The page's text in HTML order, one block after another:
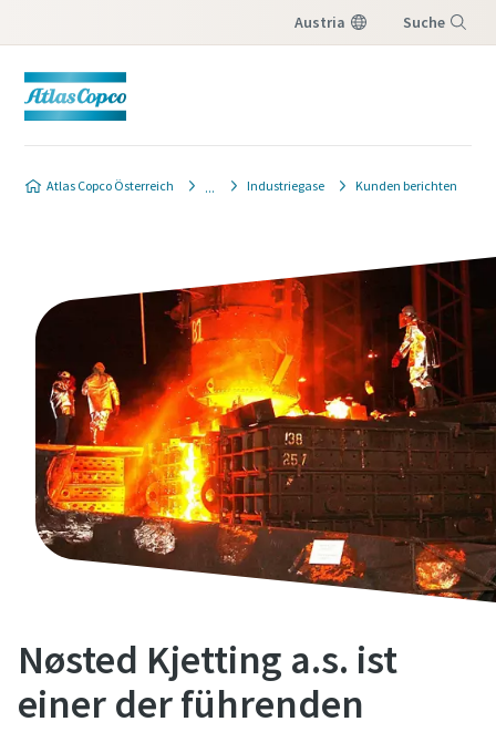
Austria Suche
Atlas Copco Österreich Industriegase Kunden berichten
Nøsted Kjetting a.s. ist
einer der führenden
bitte das unten stehende Formular aus. Wir
lassen Ihnen die gewünschten
Angebotsinformationen kurzfristig
zukommen.
Sie können uns auch direkt eine Nachricht
senden, indem Sie auf die folgende E-Mail-
Adresse
klicken:website.austria@atlascopco.com
Alle mit (*) gekennzeichnete Felder sind
Pflichtfelder.
Vorname